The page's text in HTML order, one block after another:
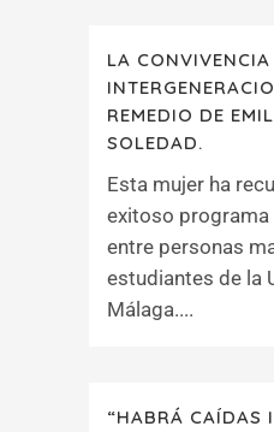
LA CONVIVENCIA
REMEDIO DE
SOLEDAD.
Esta mujer ha
exitoso programa
entre personas
estudiantes de la
Málaga....
“HABRÁ CAÍDAS